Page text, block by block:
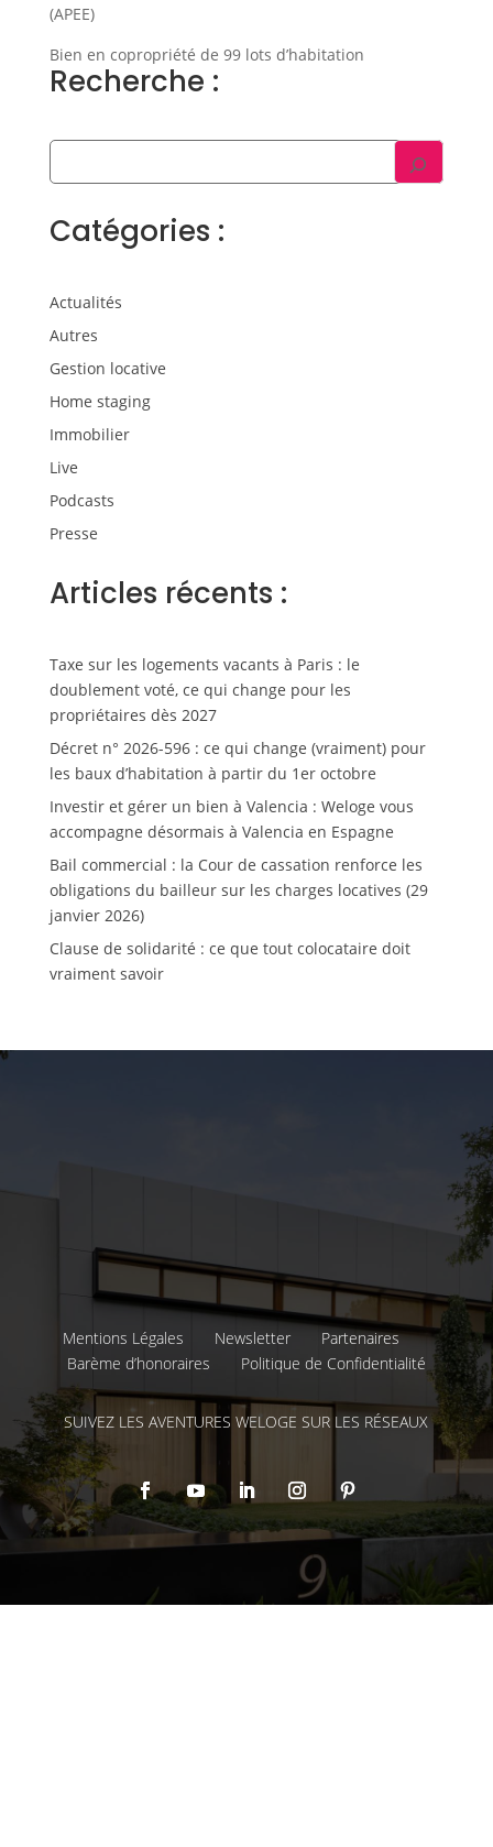
(APEE)
Bien en copropriété de 99 lots d’habitation
Recherche :
Catégories :
Actualités
Autres
Gestion locative
Home staging
Immobilier
Live
Podcasts
Presse
Articles récents :
Taxe sur les logements vacants à Paris : le
doublement voté, ce qui change pour les
propriétaires dès 2027
Décret n° 2026-596 : ce qui change (vraiment) pour
les baux d’habitation à partir du 1er octobre
Investir et gérer un bien à Valencia : Weloge vous
accompagne désormais à Valencia en Espagne
Bail commercial : la Cour de cassation renforce les
obligations du bailleur sur les charges locatives (29
janvier 2026)
Clause de solidarité : ce que tout colocataire doit
vraiment savoir
Mentions Légales Newsletter
Partenaires
Barème d’honoraires
Politique de Confidentialité
SUIVEZ LES AVENTURES WELOGE SUR LES RÉSEAUX